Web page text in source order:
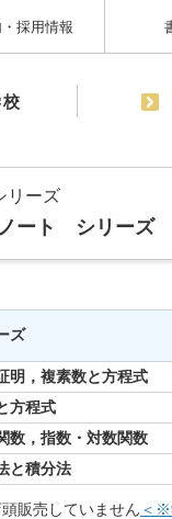
採用情報
リーズ
ート シリーズ
ズ
明，複素数と方程式
方程式
数，指数・対数関数
と積分法
販売していません ＜※